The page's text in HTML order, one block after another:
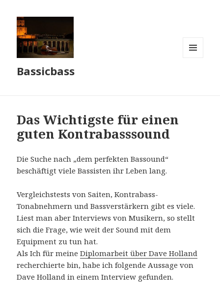
Bassicbass
Das Wichtigste für einen
guten Kontrabasssound
Die Suche nach „dem perfekten Bassound“
beschäftigt viele Bassisten ihr Leben lang.
Vergleichstests von Saiten, Kontrabass-
Tonabnehmern und Bassverstärkern gibt es viele.
Liest man aber Interviews von Musikern, so stellt
sich die Frage, wie weit der Sound mit dem
Equipment zu tun hat.
Als Ich für meineDiplomarbeit über Dave Holland
recherchierte bin, habe ich folgende Aussage von
Dave Holland in einem Interview gefunden.